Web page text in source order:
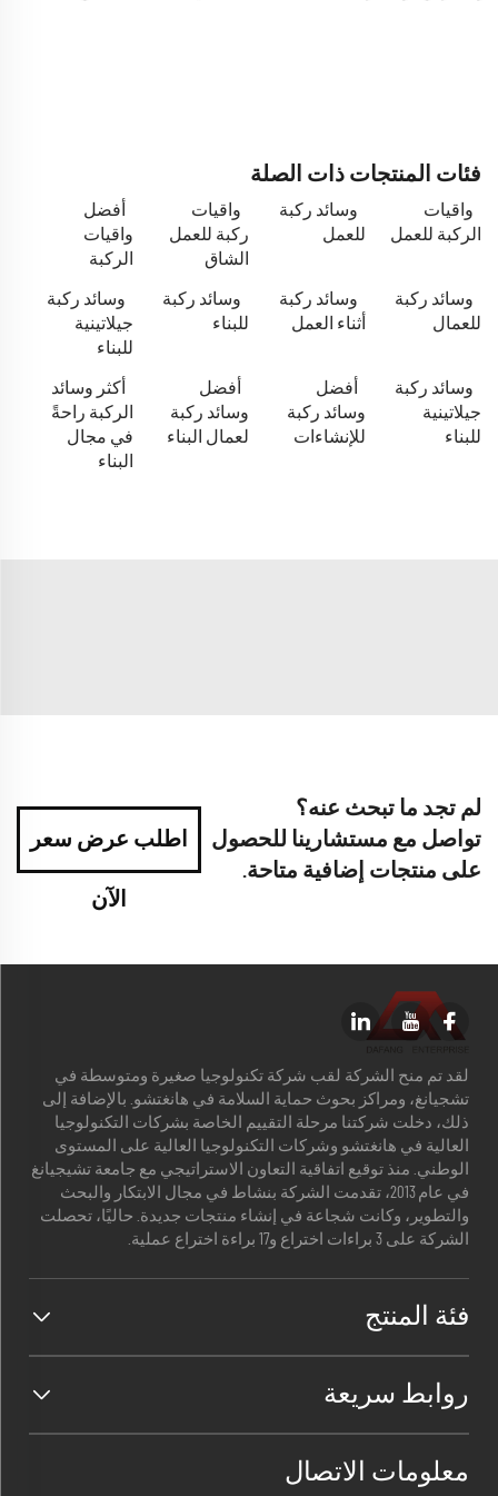
فئات المنتجات ذات الصلة
واقيات
الركبة للعمل
وسائد ركبة
للعمل
واقيات
ركبة للعمل
الشاق
أفضل
واقيات
الركبة
وسائد ركبة
للعمال
وسائد ركبة
أثناء العمل
وسائد ركبة
للبناء
وسائد ركبة
جيلاتينية
للبناء
وسائد ركبة
جيلاتينية
للبناء
أفضل
وسائد ركبة
للإنشاءات
أفضل
وسائد ركبة
لعمال البناء
أكثر وسائد
الركبة راحةً
في مجال
البناء
لم تجد ما تبحث عنه؟
تواصل مع مستشارينا للحصول
على منتجات إضافية متاحة.
اطلب عرض سعر
الآن
لقد تم منح الشركة لقب شركة تكنولوجيا صغيرة ومتوسطة في
تشجيانغ، ومراكز بحوث حماية السلامة في هانغتشو. بالإضافة إلى
ذلك، دخلت شركتنا مرحلة التقييم الخاصة بشركات التكنولوجيا
العالية في هانغتشو وشركات التكنولوجيا العالية على المستوى
الوطني. منذ توقيع اتفاقية التعاون الاستراتيجي مع جامعة تشيجيانغ
في عام 2013، تقدمت الشركة بنشاط في مجال الابتكار والبحث
والتطوير، وكانت شجاعة في إنشاء منتجات جديدة. حاليًا، تحصلت
الشركة على 3 براءات اختراع و17 براءة اختراع عملية.
فئة المنتج
روابط سريعة
معلومات الاتصال